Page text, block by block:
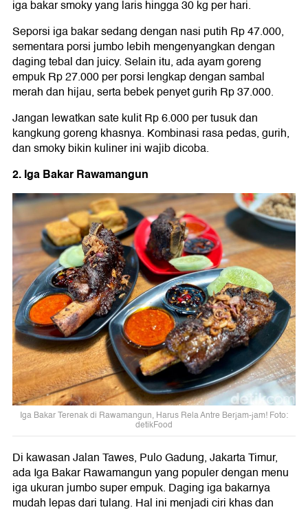
iga bakar smoky yang laris hingga 30 kg per hari.
Seporsi iga bakar sedang dengan nasi putih Rp 47.000,
sementara porsi jumbo lebih mengenyangkan dengan
daging tebal dan juicy. Selain itu, ada ayam goreng
empuk Rp 27.000 per porsi lengkap dengan sambal
merah dan hijau, serta bebek penyet gurih Rp 37.000.
Jangan lewatkan sate kulit Rp 6.000 per tusuk dan
kangkung goreng khasnya. Kombinasi rasa pedas, gurih,
dan smoky bikin kuliner ini wajib dicoba.
2. Iga Bakar Rawamangun
Iga Bakar Terenak di Rawamangun, Harus Rela Antre Berjam-jam! Foto:
detikFood
Di kawasan Jalan Tawes, Pulo Gadung, Jakarta Timur,
ada Iga Bakar Rawamangun yang populer dengan menu
iga ukuran jumbo super empuk. Daging iga bakarnya
mudah lepas dari tulang. Hal ini menjadi ciri khas dan